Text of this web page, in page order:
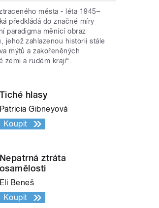
města - léta 1945–
předkládá do značné míry
paradigma měnící obraz
jehož zahlazenou historii stále
mýtů a zakořeněných
zemi a rudém kraji“.
Tiché hlasy
Patricia Gibneyová
Koupit
Nepatrná ztráta
osamělosti
Eli Beneš
Koupit